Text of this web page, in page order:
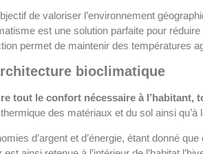
de valoriser l’environnement
est une solution parfaite pour
permet de maintenir des températures
bioclimatique
tout le confort nécessaire à l’habitant,
des matériaux et du sol ainsi qu’à
d’argent et d’énergie, étant donné